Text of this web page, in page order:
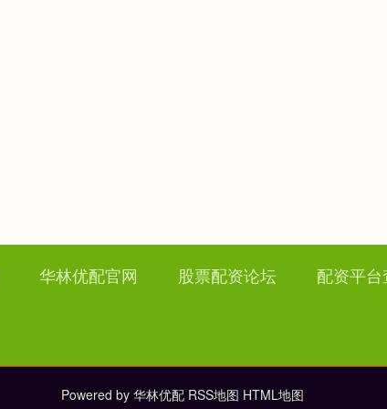
华林优配官网 股票配资论坛 配资平
Powered by 华林优配 RSS地图 HTML地图